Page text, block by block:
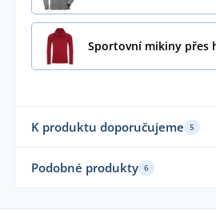
Sportovní mikiny přes
K produktu doporučujeme 5
Podobné produkty 6